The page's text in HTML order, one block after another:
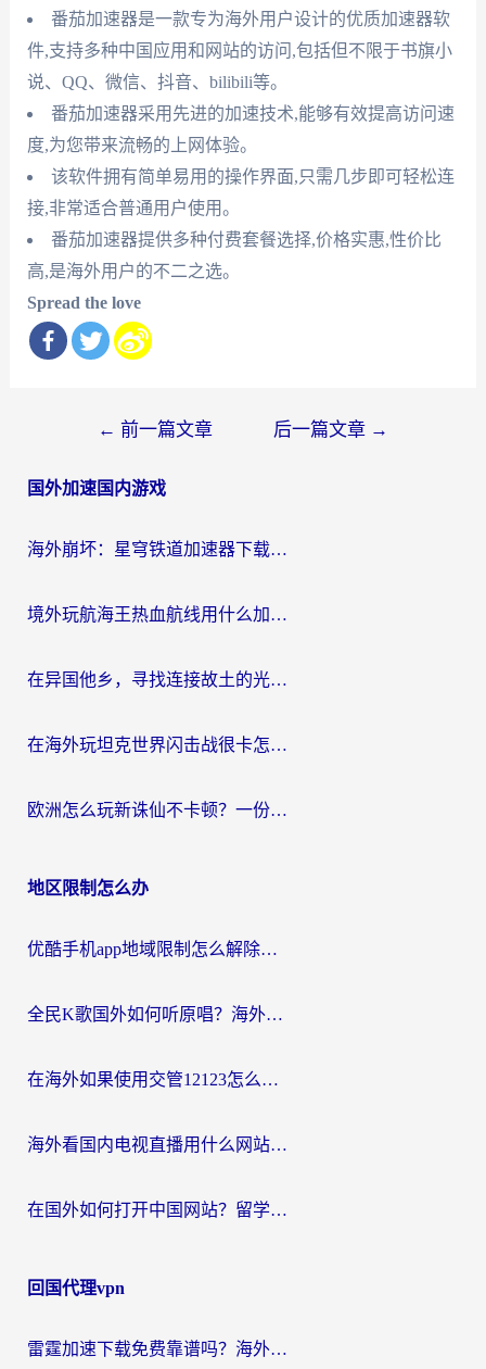
番茄加速器是一款专为海外用户设计的优质加速器软
件,支持多种中国应用和网站的访问,包括但不限于书旗小
说、QQ、微信、抖音、bilibili等。
番茄加速器采用先进的加速技术,能够有效提高访问速
度,为您带来流畅的上网体验。
该软件拥有简单易用的操作界面,只需几步即可轻松连
接,非常适合普通用户使用。
番茄加速器提供多种付费套餐选择,价格实惠,性价比
高,是海外用户的不二之选。
Spread the love
导
← 前一篇文章 后一篇文章 →
国外加速国内游戏
海外崩坏：星穹铁道加速器下载安装：一份给游子的终极网络指南
境外玩航海王热血航线用什么加速器？2026海外玩家实测最优方案（附欧洲问道堡垒前线加速技巧）
在异国他乡，寻找连接故土的光明大陆免费加速器
在海外玩坦克世界闪击战很卡怎么办？老玩家亲测有效的加速器选择指南
欧洲怎么玩新诛仙不卡顿？一份给海外游子的国服游戏畅玩指南
地区限制怎么办
优酷手机app地域限制怎么解除？海外党亲测有效的追剧方案
全民K歌国外如何听原唱？海外党亲测有效的回国加速器选择指南
在海外如果使用交管12123怎么处理？留学生亲测有效的回国加速方案
海外看国内电视直播用什么网站比较好？一篇解决你所有追剧难题的实用指南
在国外如何打开中国网站？留学生与海外华人的无缝访问指南
回国代理vpn
雷霆加速下载免费靠谱吗？海外党选回国加速器的避坑指南（附热门工具对比）